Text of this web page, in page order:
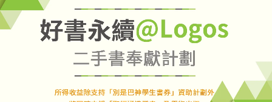
信仰入門
教會歷史
靈修／禱告
信徒生活